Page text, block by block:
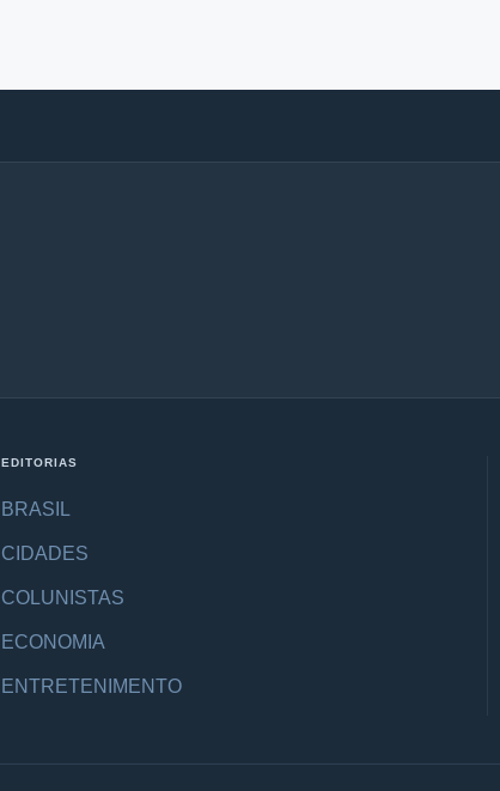
EDITORIAS
BRASIL
CIDADES
COLUNISTAS
ECONOMIA
ENTRETENIMENTO